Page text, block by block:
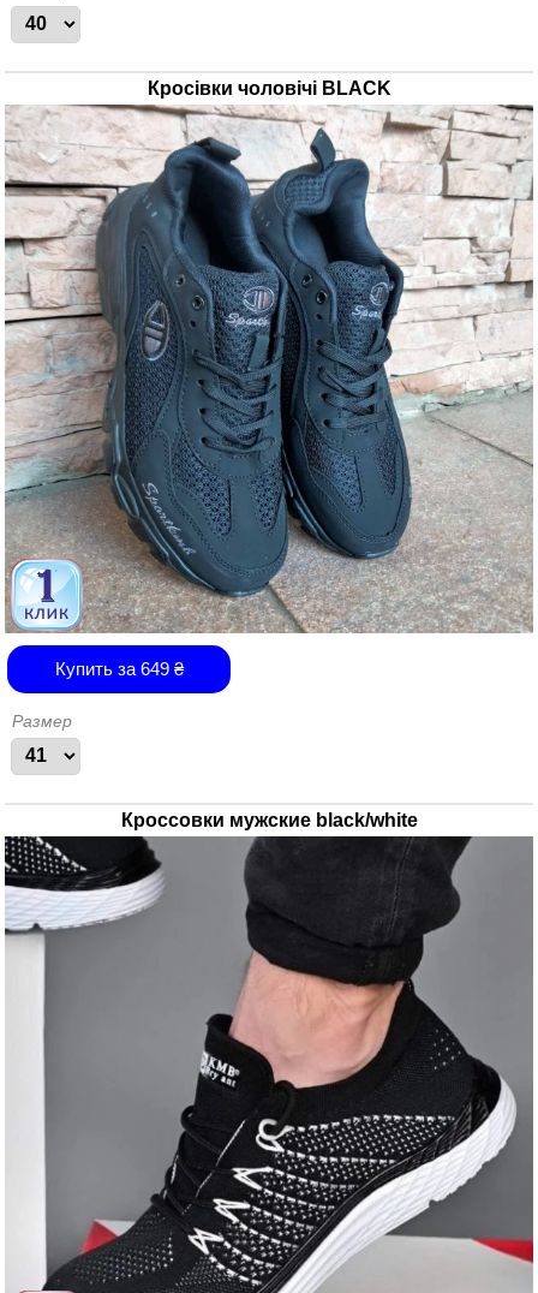
Кросівки чоловічі BLACK
Купить за 649₴
Размер
Кроссовки мужские black/white